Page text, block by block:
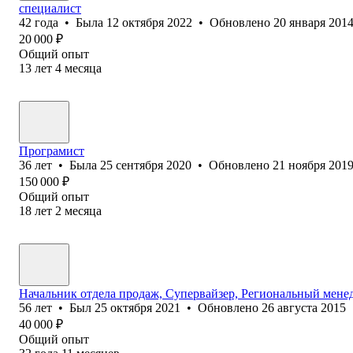
специалист
42 года • Была 12 октября 2022 • Обновлено 20 января 2014
20 000 ₽
Общий опыт
13 лет 4 месяца
Програмист
36 лет • Была 25 сентября 2020 • Обновлено 21 ноября 2019
150 000 ₽
Общий опыт
18 лет 2 месяца
Начальник отдела продаж, Супервайзер, Региональный
56 лет • Был 25 октября 2021 • Обновлено 26 августа 2015
40 000 ₽
Общий опыт